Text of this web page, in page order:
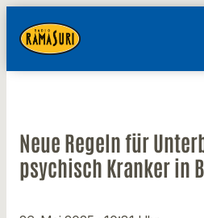
Neue Regeln für
psychisch Kranker in